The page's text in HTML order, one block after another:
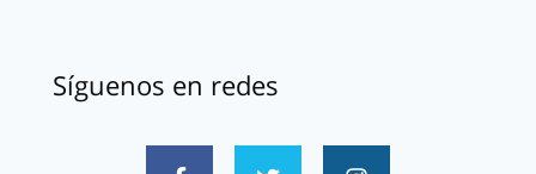
Síguenos en redes